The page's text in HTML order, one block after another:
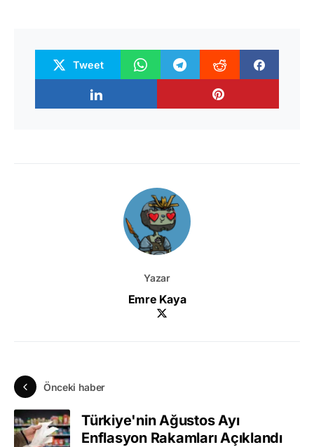
Tweet
Yazar
Emre Kaya
Önceki haber
Türkiye'nin Ağustos Ayı
Enflasyon Rakamları Açıklandı